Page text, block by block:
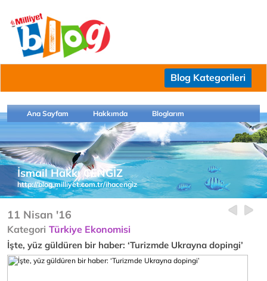
Blog Kategorileri
Ana Sayfam Hakkımda Bloglarım
İsmail Hakkı CENGİZ
http://blog.milliyet.com.tr/ihacengiz
11 Nisan '16
Kategori Türkiye Ekonomisi
İşte, yüz güldüren bir haber: ‘Turizmde Ukrayna dopingi’